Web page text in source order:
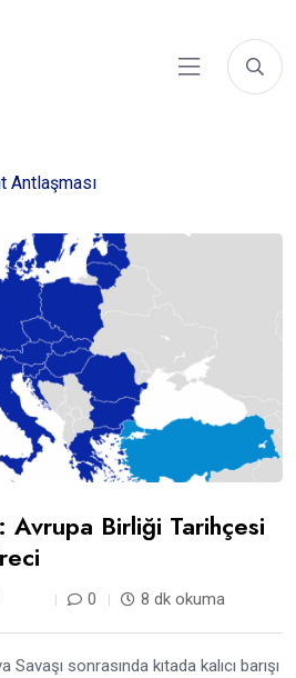
Antlaşması
Avrupa Birliği Tarihçesi
0 8 dk okuma
sonrasında kıtada kalıcı barışı